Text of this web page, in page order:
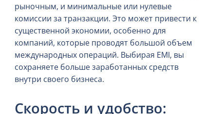
рыночным, и минимальные или нулевые
комиссии за транзакции. Это может привести к
существенной экономии, особенно для
компаний, которые проводят большой объем
международных операций. Выбирая EMI, вы
сохраняете больше заработанных средств
внутри своего бизнеса.
Скорость и удобство: